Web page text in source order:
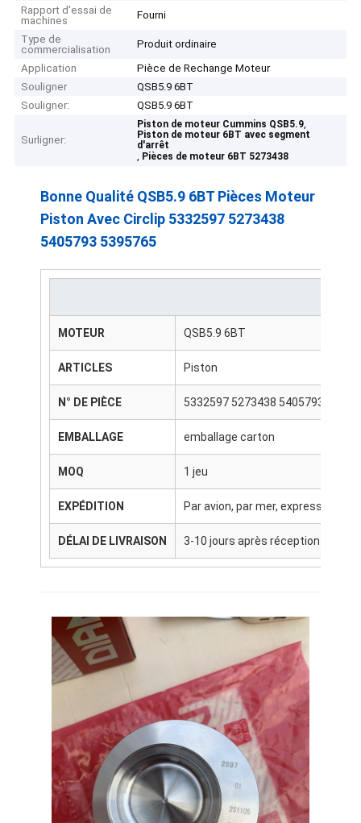
Rapport d'essai de
machines
Fourni
Type de
commercialisation
Produit ordinaire
Application
Pièce de Rechange Moteur
Souligner
QSB5.9 6BT
Souligner:
QSB5.9 6BT
Surligner:
Piston de moteur Cummins QSB5.9,
Piston de moteur 6BT avec segment
d'arrêt
, Pièces de moteur 6BT 5273438
Bonne Qualité QSB5.9 6BT Pièces Moteur
Piston Avec Circlip 5332597 5273438
5405793 5395765
MOTEUR QSB5.9 6BT
ARTICLES Piston
N° DE PIÈCE 5332597 5273438 5405793
EMBALLAGE emballage carton
MOQ 1 jeu
EXPÉDITION Par avion, par mer, express (DHL,
DÉLAI DE LIVRAISON 3-10 jours après réception du